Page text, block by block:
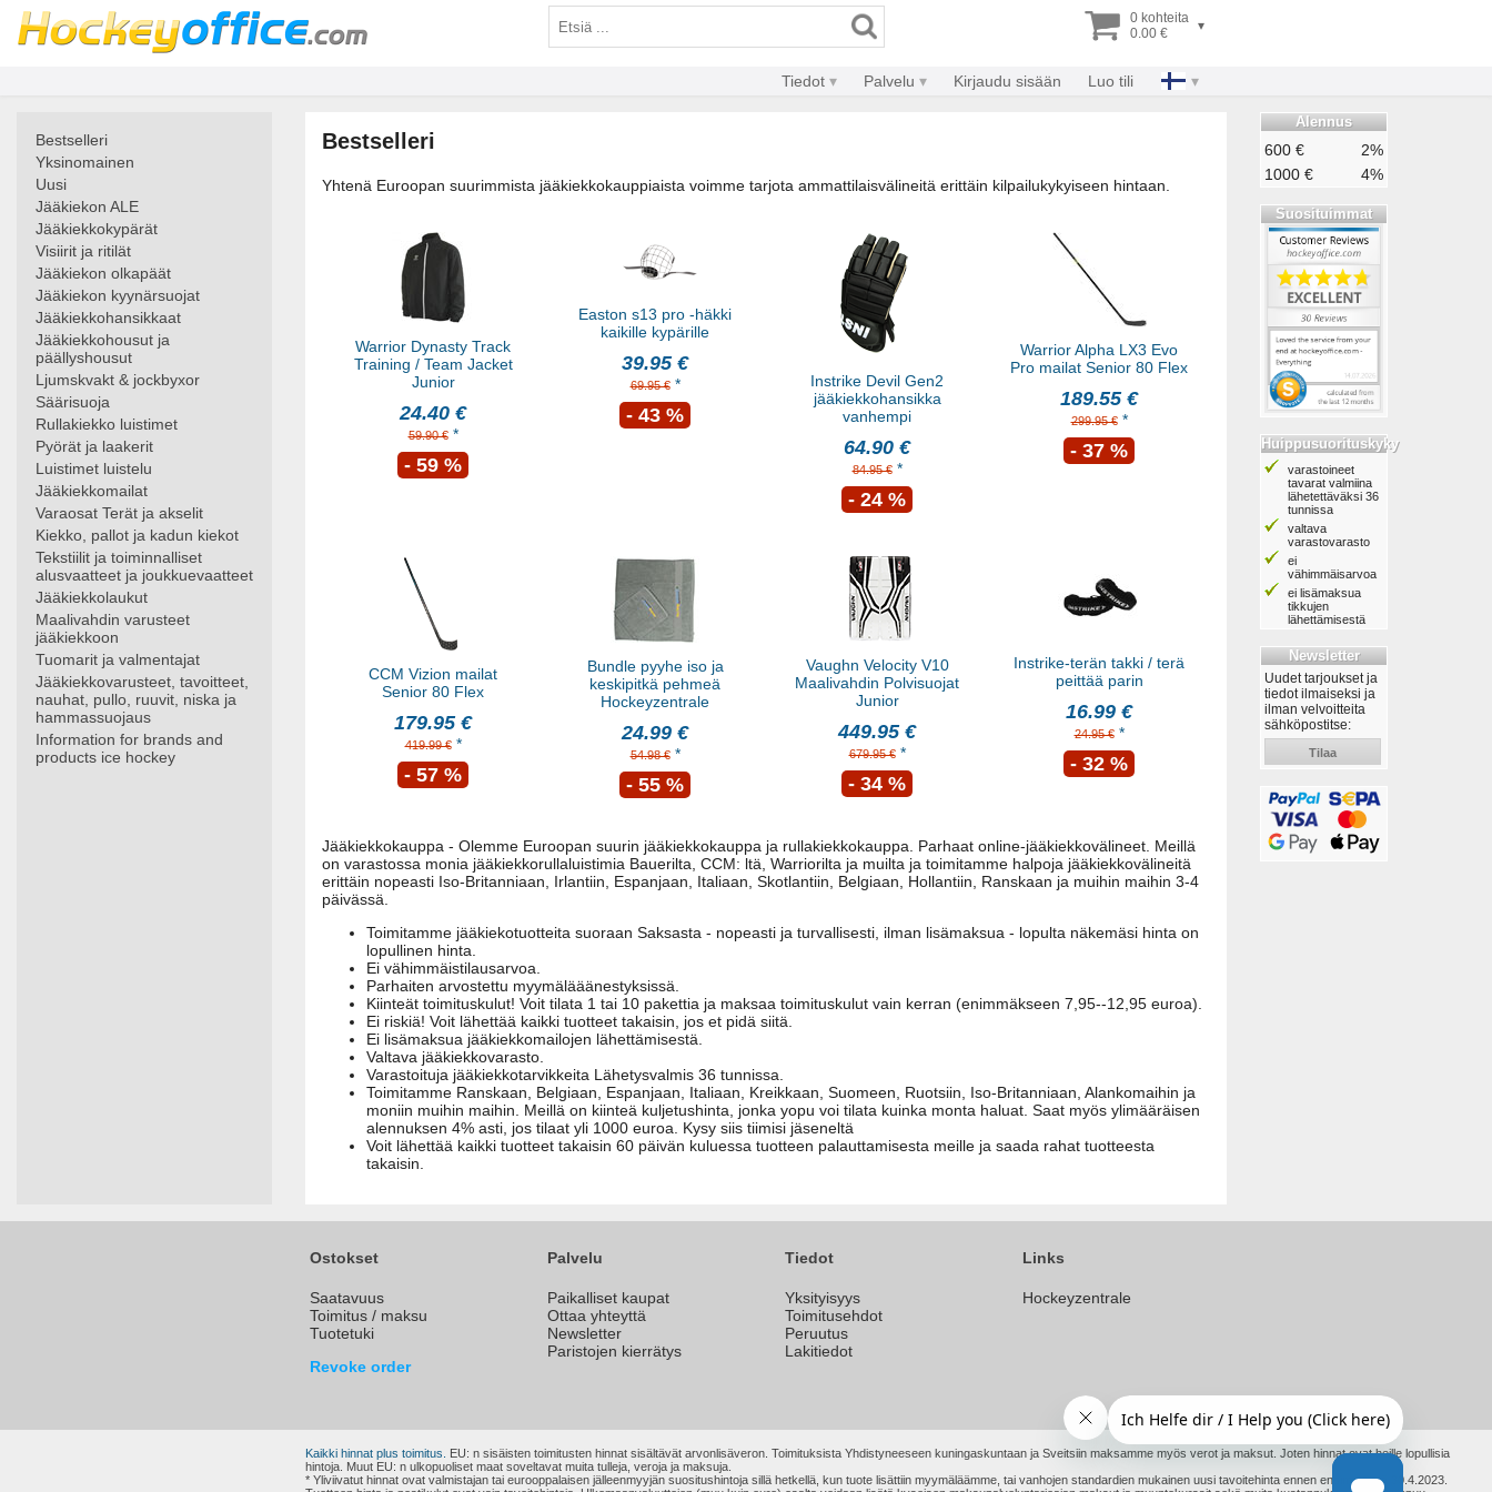
0 kohteita
0.00 €
▾
Tiedot Palvelu Kirjaudu sisään Luo tili
Bestselleri
Yksinomainen
Uusi
Jääkiekon ALE
Jääkiekkokypärät
Visiirit ja ritilät
Jääkiekon olkapäät
Jääkiekon kyynärsuojat
Jääkiekkohansikkaat
Jääkiekkohousut ja
päällyshousut
Ljumskvakt & jockbyxor
Säärisuoja
Rullakiekko luistimet
Pyörät ja laakerit
Luistimet luistelu
Jääkiekkomailat
Varaosat Terät ja akselit
Kiekko, pallot ja kadun kiekot
Tekstiilit ja toiminnalliset
alusvaatteet ja joukkuevaatteet
Jääkiekkolaukut
Maalivahdin varusteet
jääkiekkoon
Tuomarit ja valmentajat
Jääkiekkovarusteet, tavoitteet,
nauhat, pullo, ruuvit, niska ja
hammassuojaus
Information for brands and
products ice hockey
Bestselleri
Yhtenä Euroopan suurimmista jääkiekkokauppiaista voimme tarjota ammattilaisvälineitä erittäin kilpailukykyiseen hintaan.
Warrior Dynasty Track
Training / Team Jacket
Junior
24.40 €
59.90 €*
- 59 %
Easton s13 pro -häkki
kaikille kypärille
39.95 €
69.95 €*
- 43 %
Instrike Devil Gen2
jääkiekkohansikka
vanhempi
64.90 €
84.95 €*
- 24 %
Warrior Alpha LX3 Evo
Pro mailat Senior 80 Flex
189.55 €
299.95 €*
- 37 %
CCM Vizion mailat
Senior 80 Flex
179.95 €
419.99 €*
- 57 %
Bundle pyyhe iso ja
keskipitkä pehmeä
Hockeyzentrale
24.99 €
54.98 €*
- 55 %
Vaughn Velocity V10
Maalivahdin Polvisuojat
Junior
449.95 €
679.95 €*
- 34 %
Instrike-terän takki / terä
peittää parin
16.99 €
24.95 €*
- 32 %
Jääkiekkokauppa - Olemme Euroopan suurin jääkiekkokauppa ja rullakiekkokauppa. Parhaat online-jääkiekkovälineet. Meillä
on varastossa monia jääkiekkorullaluistimia Bauerilta, CCM: ltä, Warriorilta ja muilta ja toimitamme halpoja jääkiekkovälineitä
erittäin nopeasti Iso-Britanniaan, Irlantiin, Espanjaan, Italiaan, Skotlantiin, Belgiaan, Hollantiin, Ranskaan ja muihin maihin 3-4
päivässä.
Toimitamme jääkiekotuotteita suoraan Saksasta - nopeasti ja turvallisesti, ilman lisämaksua - lopulta näkemäsi hinta on
lopullinen hinta.
Ei vähimmäistilausarvoa.
Parhaiten arvostettu myymälääänestyksissä.
Kiinteät toimituskulut! Voit tilata 1 tai 10 pakettia ja maksaa toimituskulut vain kerran (enimmäkseen 7,95--12,95 euroa).
Ei riskiä! Voit lähettää kaikki tuotteet takaisin, jos et pidä siitä.
Ei lisämaksua jääkiekkomailojen lähettämisestä.
Valtava jääkiekkovarasto.
Varastoituja jääkiekkotarvikkeita Lähetysvalmis 36 tunnissa.
Toimitamme Ranskaan, Belgiaan, Espanjaan, Italiaan, Kreikkaan, Suomeen, Ruotsiin, Iso-Britanniaan, Alankomaihin ja
moniin muihin maihin. Meillä on kiinteä kuljetushinta, jonka yopu voi tilata kuinka monta haluat. Saat myös ylimääräisen
alennuksen 4% asti, jos tilaat yli 1000 euroa. Kysy siis tiimisi jäseneltä
Voit lähettää kaikki tuotteet takaisin 60 päivän kuluessa tuotteen palauttamisesta meille ja saada rahat tuotteesta
takaisin.
Alennus
600 €
2%
1000 €
4%
Suosituimmat
Huippusuorituskyky
varastoineet
tavarat valmiina
lähetettäväksi 36
tunnissa
valtava
varastovarasto
ei
vähimmäisarvoa
ei lisämaksua
tikkujen
lähettämisestä
Newsletter
Uudet tarjoukset ja
tiedot ilmaiseksi ja
ilman velvoitteita
sähköpostitse:
Tilaa
Ostokset
Saatavuus
Toimitus / maksu
Tuotetuki
Revoke order
Palvelu
Paikalliset kaupat
Ottaa yhteyttä
Newsletter
Paristojen kierrätys
Tiedot
Yksityisyys
Toimitusehdot
Peruutus
Lakitiedot
Links
Hockeyzentrale
Kaikki hinnat plus toimitus.
EU: n sisäisten toimitusten hinnat sisältävät arvonlisäveron. Toimituksista Yhdistyneeseen kuningaskuntaan ja Sveitsiin maksamme myös verot ja maksut. Joten hinnat ovat heille lopullisia
hintoja. Muut EU: n ulkopuoliset maat soveltavat muita tulleja, veroja ja maksuja.
* Yliviivatut hinnat ovat valmistajan tai eurooppalaisen jälleenmyyjän suositushintoja sillä hetkellä, kun tuote lisättiin myymäläämme, tai vanhojen standardien mukainen uusi tavoitehinta ennen ensimmäistä 30.4.2023.